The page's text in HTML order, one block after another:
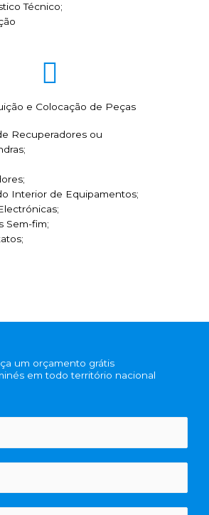
Técnico;
e Colocação de Peças
Recuperadores ou
Interior de Equipamentos;
Sem-fim;
um orçamento grátis
em todo território nacional